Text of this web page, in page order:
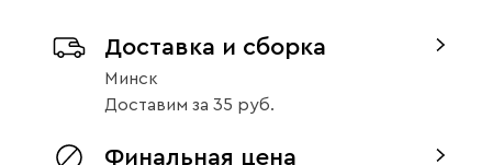
Доставка и сборка
Минск
Доставим за 35
Финальная цена